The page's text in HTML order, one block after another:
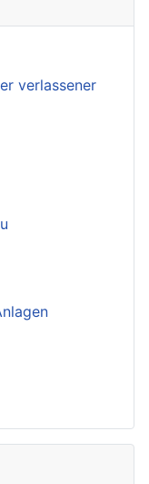
verlassener